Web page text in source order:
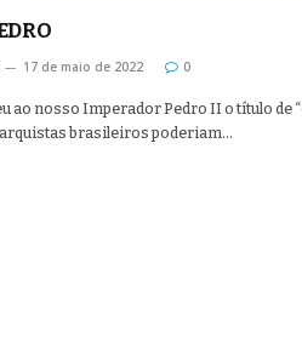
17 de maio de 2022 0
ao nosso Imperador Pedro II o título de
brasileiros poderiam…